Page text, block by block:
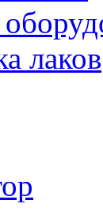
лаков